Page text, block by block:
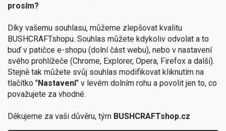
prosím?
Díky vašemu souhlasu, můžeme zlepšovat kvalitu
BUSHCRAFTshopu. Souhlas můžete kdykoliv odvolat a to
buď v patičce e-shopu (dolní část webu), nebo v nastavení
svého prohlížeče (Chrome, Explorer, Opera, Firefox a další).
Stejně tak můžete svůj souhlas modifikovat kliknutím na
tlačítko "Nastavení" v levém dolním rohu a povolit jen to, co
považujete za vhodné.
Děkujeme za vaši důvěru, tým BUSHCRAFTshop.cz
podmínkami ochrany osobních údajů